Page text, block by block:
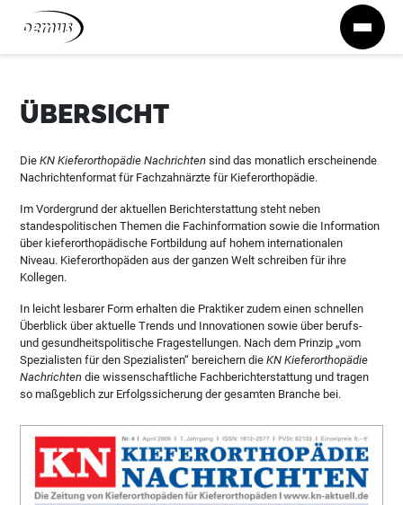
Zum Inhalt springen
ÜBERSICHT
DieKN Kieferorthopädie Nachrichten sind das monatlich erscheinende
Nachrichtenformat für Fachzahnärzte für Kieferorthopädie.
Im Vordergrund der aktuellen Berichterstattung steht neben
standespolitischen Themen die Fachinformation sowie die Information
über kieferorthopädische Fortbildung auf hohem internationalen
Niveau. Kieferorthopäden aus der ganzen Welt schreiben für ihre
Kollegen.
In leicht lesbarer Form erhalten die Praktiker zudem einen schnellen
Überblick über aktuelle Trends und Innovationen sowie über berufs-
und gesundheitspolitische Fragestellungen. Nach dem Prinzip „vom
Spezialisten für den Spezialisten“ bereichern dieKN Kieferorthopädie
Nachrichten die wissenschaftliche Fachberichterstattung und tragen
so maßgeblich zur Erfolgssicherung der gesamten Branche bei.